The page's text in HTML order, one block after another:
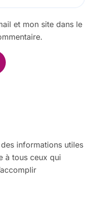
et mon site dans le
informations utiles
à tous ceux qui